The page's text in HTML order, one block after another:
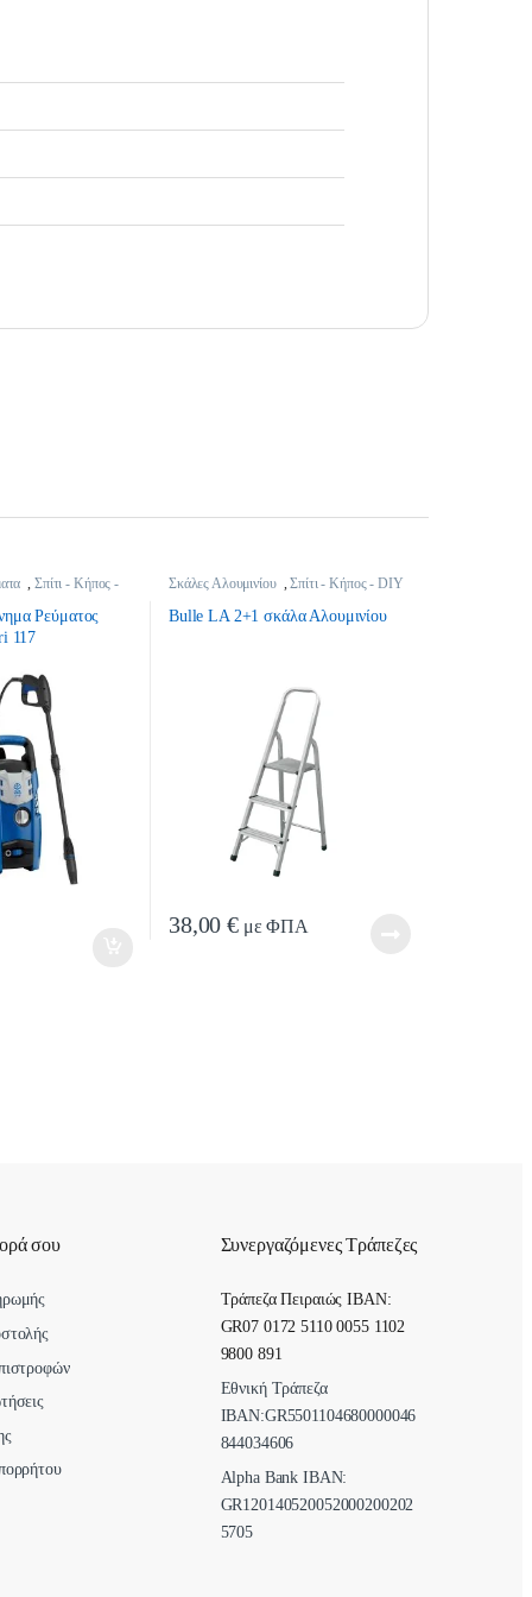
,Σπίτι - Κήπος -
Ρεύματος
117
Σκάλες Αλουμινίου ,Σπίτι - Κήπος - DIY
Bulle LΑ 2+1 σκάλα Αλουμινίου
38,00€ με ΦΠΑ
σου Συνεργαζόμενες Τράπεζες
Τράπεζα Πειραιώς IBAN:
GR07 0172 5110 0055 1102
9800 891
Εθνική Τράπεζα
ΙΒΑΝ:GR5501104680000046
844034606
Alpha Bank ΙΒΑΝ:
GR120140520052000200202
5705